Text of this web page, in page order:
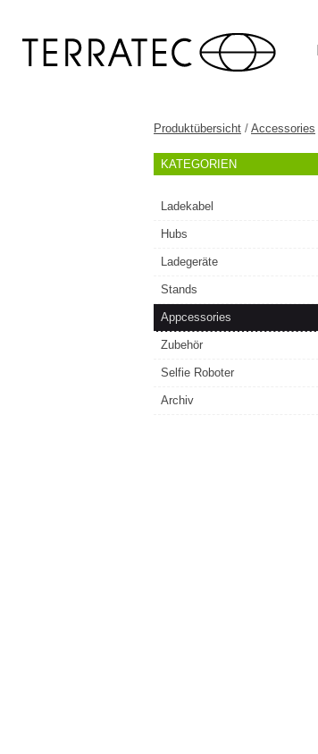
Produktübersicht / Accessories
KATEGORIEN
Ladekabel
Hubs
Ladegeräte
Stands
Appcessories
Zubehör
Selfie Roboter
Archiv